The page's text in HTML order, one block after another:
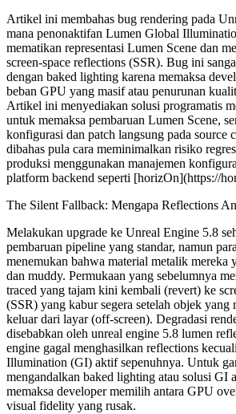
Artikel ini membahas bug rendering pada
mana penonaktifan Lumen Global
mematikan representasi Lumen Scene dan
screen-space reflections (SSR). Bug ini
dengan baked lighting karena memaksa
beban GPU yang masif atau penurunan
Artikel ini menyediakan solusi programatis
untuk memaksa pembaruan Lumen Scene,
konfigurasi dan patch langsung pada source
dibahas pula cara meminimalkan risiko
produksi menggunakan manajemen
platform backend seperti [horizOn](https://
The Silent Fallback: Mengapa Reflections
Melakukan upgrade ke Unreal Engine 5.8
pembaruan pipeline yang standar, namun
menemukan bahwa material metalik mereka
dan muddy. Permukaan yang sebelumnya
traced yang tajam kini kembali (revert) ke
(SSR) yang kabur segera setelah objek yang
keluar dari layar (off-screen). Degradasi
disebabkan oleh unreal engine 5.8 lumen
engine gagal menghasilkan reflections
Illumination (GI) aktif sepenuhnya. Untuk
mengandalkan baked lighting atau solusi GI
memaksa developer memilih antara GPU
visual fidelity yang rusak.